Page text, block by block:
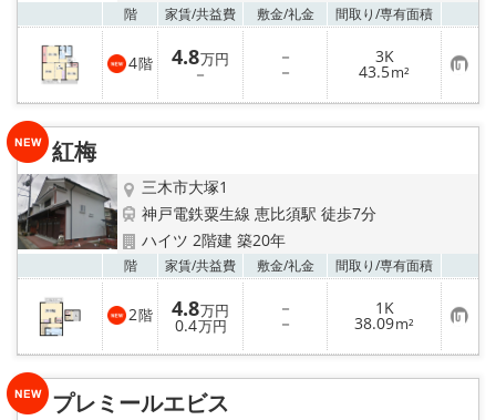
階 家賃/共益費 敷金/礼金 間取り/専有面積
4階 4.8万円
－
－
－
3K
43.5m² お
気
に
り
紅梅
三木市大塚1
神戸電鉄粟生線 恵比須駅 徒歩7分
ハイツ 2階建 築20年
階 家賃/共益費 敷金/礼金 間取り/専有面積
2階 4.8万円
0.4万円
－
－
1K
38.09m² お
気
に
り
プレミールエビス